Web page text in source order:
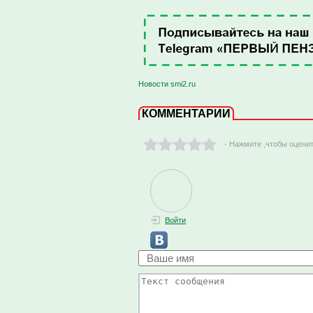
Новости smi2.ru
КОММЕНТАРИИ
- Нажмите ,чтобы
Войти